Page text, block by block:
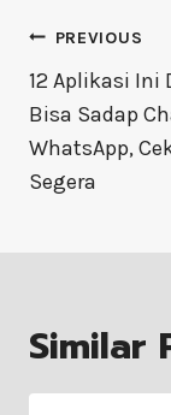
Post
PREVIOUS
12 Aplikasi Ini
Bisa Sadap
WhatsApp,
Segera
Similar